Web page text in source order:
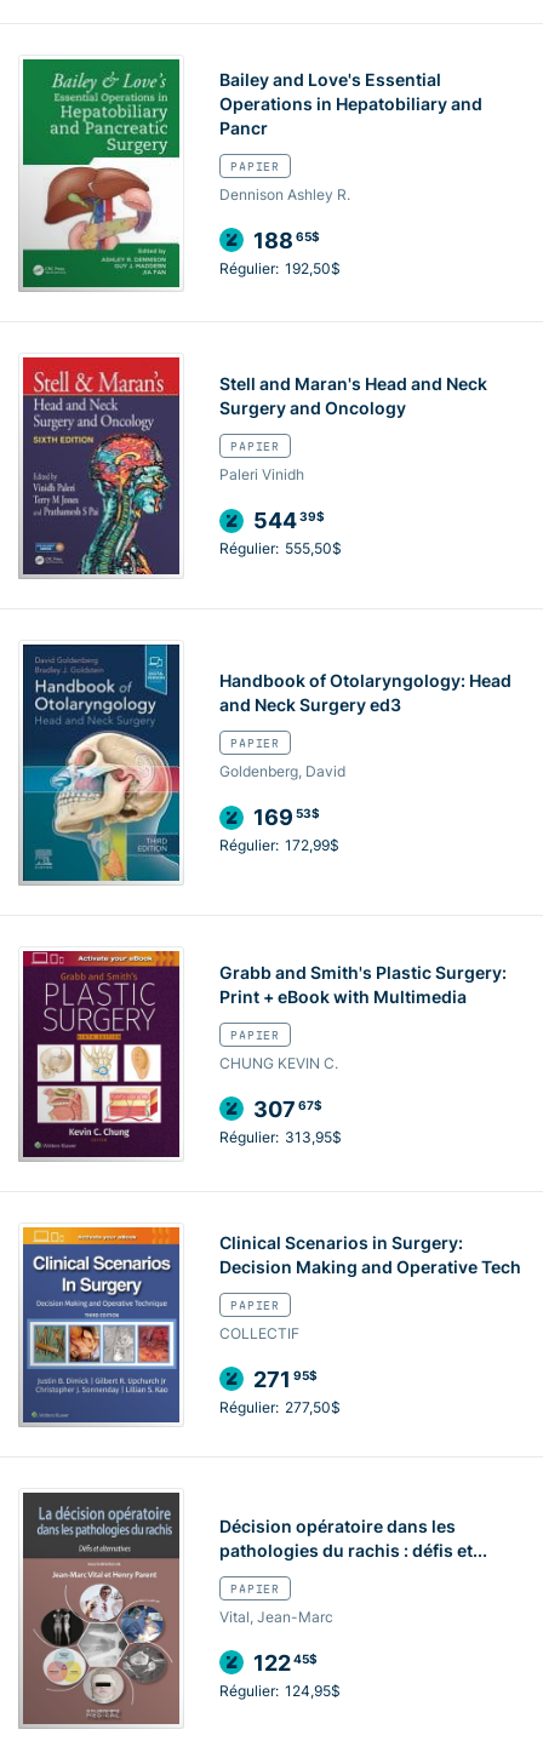
Bailey and Love's Essential
Operations in Hepatobiliary and
Pancr
PAPIER
Dennison Ashley R.
188 65$
Régulier: 192,50$
Stell and Maran's Head and Neck
Surgery and Oncology
PAPIER
Paleri Vinidh
54439$
Régulier: 555,50$
Handbook of Otolaryngology: Head
and Neck Surgery ed3
PAPIER
Goldenberg, David
169 53$
Régulier: 172,99$
Grabb and Smith's Plastic Surgery:
Print + eBook with Multimedia
PAPIER
CHUNG KEVIN C.
307 67$
Régulier: 313,95$
Clinical Scenarios in Surgery:
Decision Making and Operative Tech
PAPIER
COLLECTIF
271 95$
Régulier: 277,50$
Décision opératoire dans les
pathologies du rachis : défis et...
PAPIER
Vital, Jean-Marc
12245$
Régulier: 124,95$